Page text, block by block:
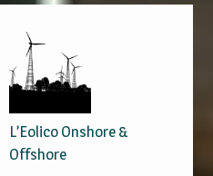
L’Eolico Onshore &
Offshore